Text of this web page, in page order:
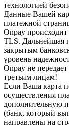
технологией
Данные Вашей
платежной
Onpay
TLS. Дальнейшая
закрытым
уровень
Onpay не
третьим лицам!
Если Ваша карта
осуществления
дополнительную
(банк, который
направлены на